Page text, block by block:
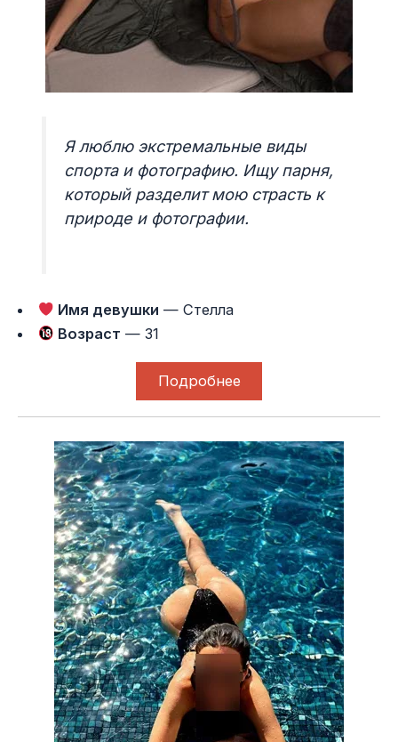
Я люблю экстремальные виды
спорта и фотографию. Ищу парня,
который разделит мою страсть к
природе и фотографии.
Имя девушки — Стелла
Возраст — 31
Подробнее